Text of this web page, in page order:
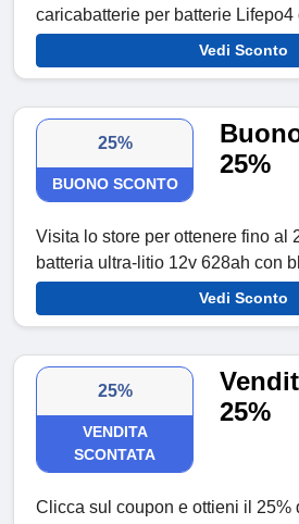
caricabatterie per batterie Lifepo4
Vedi Sconto
25%
BUONO SCONTO
25%
Visita lo store per ottenere fino al
batteria ultra-litio 12v 628ah con
Vedi Sconto
25%
VENDITA
SCONTATA
25%
Clicca sul coupon e ottieni il 25%